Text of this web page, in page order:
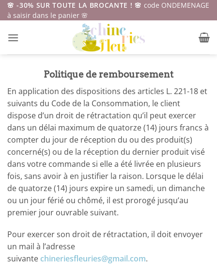
Passer
au
🌸 -30% SUR TOUTE LA BROCANTE ! 🌸 code ONDEMENAGE
à saisir dans le panier 🌸
Politique de remboursement
En application des dispositions des articles L. 221-18 et
suivants du Code de la Consommation, le client
dispose d’un droit de rétractation qu’il peut exercer
dans un délai maximum de quatorze (14) jours francs à
compter du jour de réception du ou des produit(s)
concerné(s) ou de la réception du dernier produit visé
dans votre commande si elle a été livrée en plusieurs
fois, sans avoir à en justifier la raison. Lorsque le délai
de quatorze (14) jours expire un samedi, un dimanche
ou un jour férié ou chômé, il est prorogé jusqu’au
premier jour ouvrable suivant.
Pour exercer son droit de rétractation, il doit envoyer
un mail à l’adresse
suivante chineriesfleuries@gmail.com.